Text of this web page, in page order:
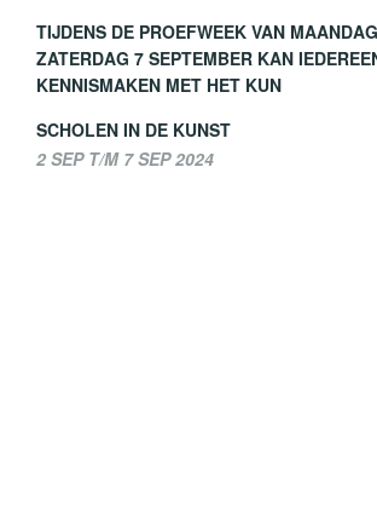
TIJDENS DE PROEFWEEK VAN
ZATERDAG 7 SEPTEMBER KAN
KENNISMAKEN MET HET KUN
SCHOLEN IN DE KUNST
2 SEP T/M 7 SEP 2024